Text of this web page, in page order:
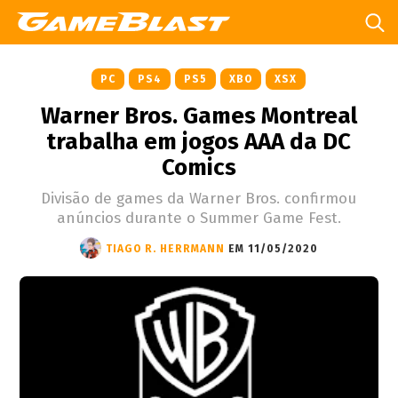
PC PS4 PS5 XBO XSX
Warner Bros. Games Montreal
trabalha em jogos AAA da DC
Comics
Divisão de games da Warner Bros. confirmou
anúncios durante o Summer Game Fest.
TIAGO R. HERRMANN EM 11/05/2020